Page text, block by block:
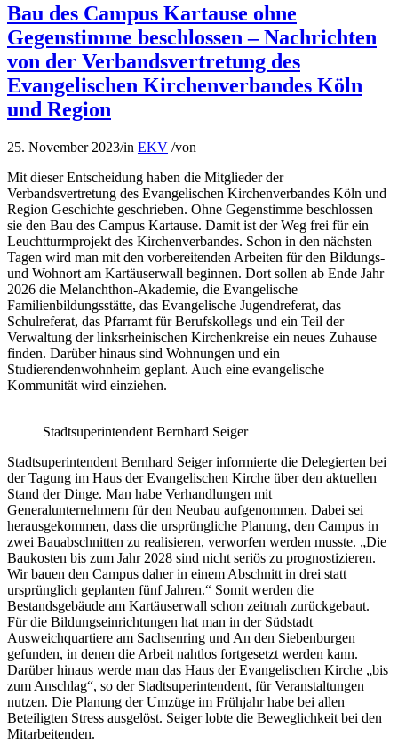
Bau des Campus Kartause ohne
Gegenstimme beschlossen – Nachrichten
von der Verbandsvertretung des
Evangelischen Kirchenverbandes Köln
und Region
25. November 2023/in EKV /von
Mit dieser Entscheidung haben die Mitglieder der
Verbandsvertretung des Evangelischen Kirchenverbandes Köln und
Region Geschichte geschrieben. Ohne Gegenstimme beschlossen
sie den Bau des Campus Kartause. Damit ist der Weg frei für ein
Leuchtturmprojekt des Kirchenverbandes. Schon in den nächsten
Tagen wird man mit den vorbereitenden Arbeiten für den Bildungs-
und Wohnort am Kartäuserwall beginnen. Dort sollen ab Ende Jahr
2026 die Melanchthon-Akademie, die Evangelische
Familienbildungsstätte, das Evangelische Jugendreferat, das
Schulreferat, das Pfarramt für Berufskollegs und ein Teil der
Verwaltung der linksrheinischen Kirchenkreise ein neues Zuhause
finden. Darüber hinaus sind Wohnungen und ein
Studierendenwohnheim geplant. Auch eine evangelische
Kommunität wird einziehen.
Stadtsuperintendent Bernhard Seiger
Stadtsuperintendent Bernhard Seiger informierte die Delegierten bei
der Tagung im Haus der Evangelischen Kirche über den aktuellen
Stand der Dinge. Man habe Verhandlungen mit
Generalunternehmern für den Neubau aufgenommen. Dabei sei
herausgekommen, dass die ursprüngliche Planung, den Campus in
zwei Bauabschnitten zu realisieren, verworfen werden musste. „Die
Baukosten bis zum Jahr 2028 sind nicht seriös zu prognostizieren.
Wir bauen den Campus daher in einem Abschnitt in drei statt
ursprünglich geplanten fünf Jahren.“ Somit werden die
Bestandsgebäude am Kartäuserwall schon zeitnah zurückgebaut.
Für die Bildungseinrichtungen hat man in der Südstadt
Ausweichquartiere am Sachsenring und An den Siebenburgen
gefunden, in denen die Arbeit nahtlos fortgesetzt werden kann.
Darüber hinaus werde man das Haus der Evangelischen Kirche „bis
zum Anschlag“, so der Stadtsuperintendent, für Veranstaltungen
nutzen. Die Planung der Umzüge im Frühjahr habe bei allen
Beteiligten Stress ausgelöst. Seiger lobte die Beweglichkeit bei den
Mitarbeitenden.